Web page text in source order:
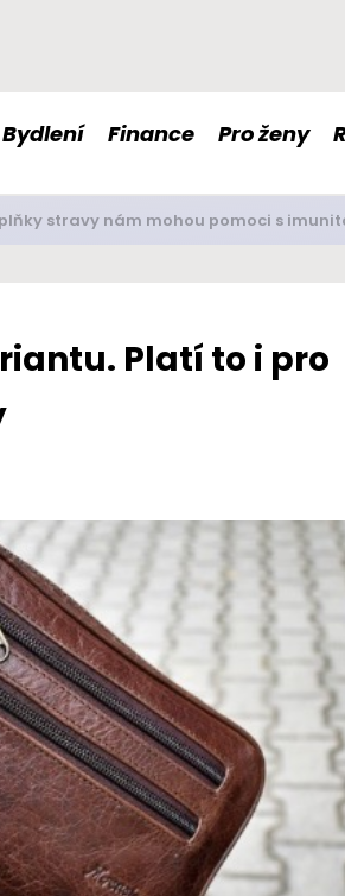
Bydlení Finance Pro ženy
stravy nám mohou pomoci s
Platí to i pro